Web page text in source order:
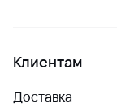
Клиентам
Доставка